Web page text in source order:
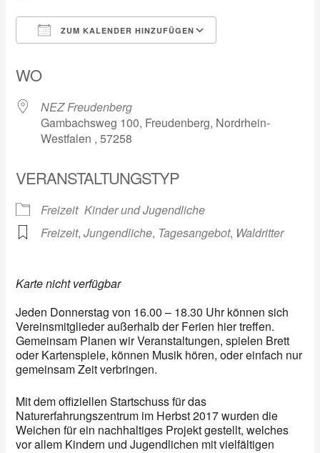
ZUM KALENDER HINZUFÜGEN
WO
NEZ Freudenberg
Gambachsweg 100, Freudenberg, Nordrhein-
Westfalen , 57258
VERANSTALTUNGSTYP
Freizeit Kinder und Jugendliche
Freizeit,Jungendliche, Tagesangebot, Waldritter
Karte nicht verfügbar
Jeden Donnerstag von 16.00 – 18.30 Uhr können sich
Vereinsmitglieder außerhalb der Ferien hier treffen.
Gemeinsam Planen wir Veranstaltungen, spielen Brett
oder Kartenspiele, können Musik hören, oder einfach nur
gemeinsam Zeit verbringen.
Mit dem offiziellen Startschuss für das
Naturerfahrungszentrum im Herbst 2017 wurden die
Weichen für ein nachhaltiges Projekt gestellt, welches
vor allem Kindern und Jugendlichen mit vielfältigen